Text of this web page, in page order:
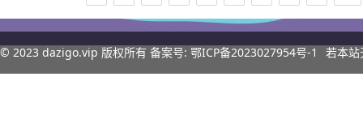
© 2023 dazigo.vip 版权所有 备案号: 鄂ICP备2023027954号-1 若本